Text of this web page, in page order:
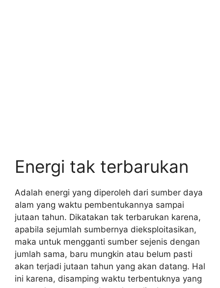
Energi tak terbarukan
Adalah energi yang diperoleh dari sumber daya
alam yang waktu pembentukannya sampai
jutaan tahun. Dikatakan tak terbarukan karena,
apabila sejumlah sumbernya dieksploitasikan,
maka untuk mengganti sumber sejenis dengan
jumlah sama, baru mungkin atau belum pasti
akan terjadi jutaan tahun yang akan datang. Hal
ini karena, disamping waktu terbentuknya yang